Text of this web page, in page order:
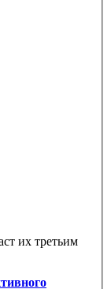
их третьим